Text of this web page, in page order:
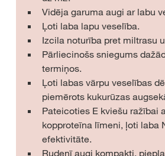
Vidēja garuma augi ar labu
Ļoti laba lapu veselība.
Izcila noturība pret miltrasu
Pārliecinošs sniegums
termiņos.
Ļoti labas vārpu veselības
piemērots kukurūzas
Pateicoties E kviešu ražībai
kopproteīna līmeni, ļoti laba
efektivitāte.
Rudenī augi kompakti,